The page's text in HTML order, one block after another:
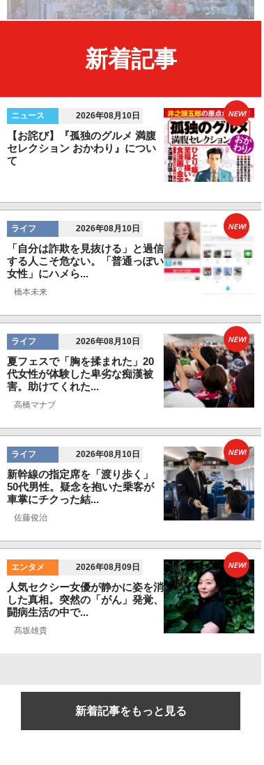
新着記事
ニュース 2026年08月10日
【お詫び】『孤独のグルメ 満腹
セレクション おかわり』につい
て
NEW!
ライフ 2026年08月10日
「自分は詐欺を見抜ける」と過信
する人こそ危ない。「普通っぽい
女性」にハメら...
橋本未来
NEW!
ライフ 2026年08月10日
夏フェスで「胸を揉まれた」20
代女性が体験した卑劣な痴漢被
害。助けてくれた...
高橋マナブ
NEW!
ライフ 2026年08月10日
新幹線の指定席を「渡り歩く」
50代男性。疑念を抱いた乗客が
車掌にチクった結...
佐藤俊治
NEW!
エンタメ 2026年08月09日
人気セクシー女優が静かに姿を消
した真相。突然の「がん」発覚、
闘病生活の中で...
髙坂雄貴
NEW!
新着記事をもっと見る